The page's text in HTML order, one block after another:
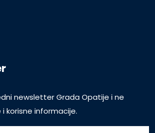
newsletter Grada Opatije i ne
korisne informacije.